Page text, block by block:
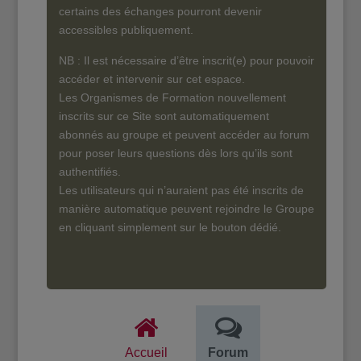
certains des échanges pourront devenir
accessibles publiquement.
NB : Il est nécessaire d’être inscrit(e) pour pouvoir
accéder et intervenir sur cet espace.
Les Organismes de Formation nouvellement
inscrits sur ce Site sont automatiquement
abonnés au groupe et peuvent accéder au forum
pour poser leurs questions dès lors qu’ils sont
authentifiés.
Les utilisateurs qui n’auraient pas été inscrits de
manière automatique peuvent rejoindre le Groupe
en cliquant simplement sur le bouton dédié.
Accueil Forum